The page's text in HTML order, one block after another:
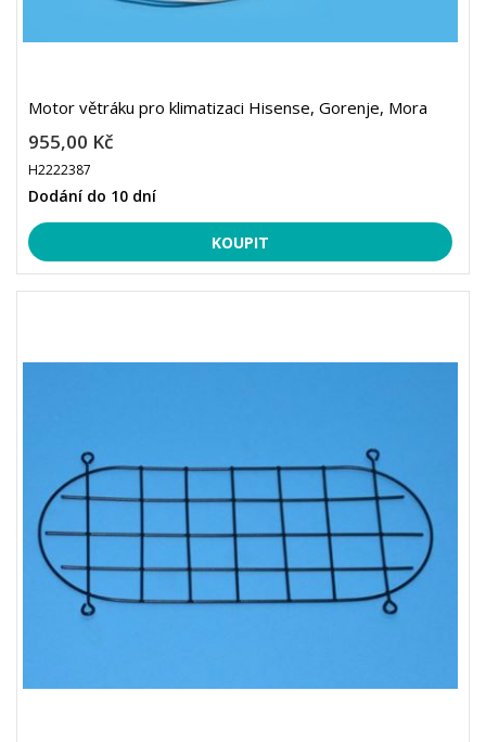
Motor větráku pro klimatizaci Hisense, Gorenje, Mora
955,00 Kč
H2222387
Dodání do 10 dní